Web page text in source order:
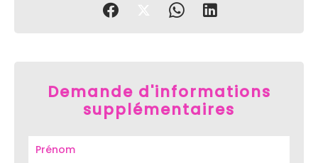
Demande d'informations
supplémentaires